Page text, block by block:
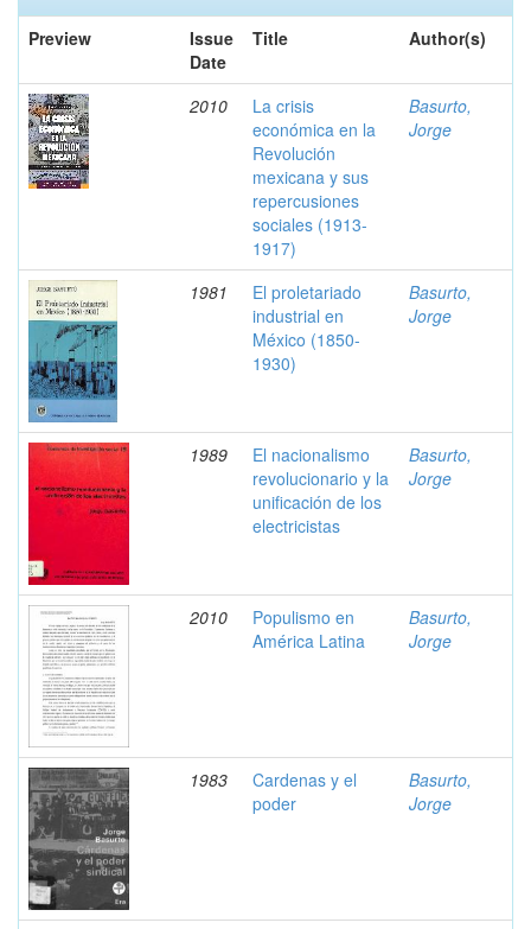
Preview
Issue
Date
Title Author(s)
2010
La crisis
económica en la
Revolución
mexicana y sus
repercusiones
sociales (1913-
1917)
Basurto,
Jorge
1981
El proletariado
industrial en
México (1850-
1930)
Basurto,
Jorge
1989
El nacionalismo
revolucionario y la
unificación de los
electricistas
Basurto,
Jorge
2010
Populismo en
América Latina
Basurto,
Jorge
1983
Cardenas y el
poder
Basurto,
Jorge